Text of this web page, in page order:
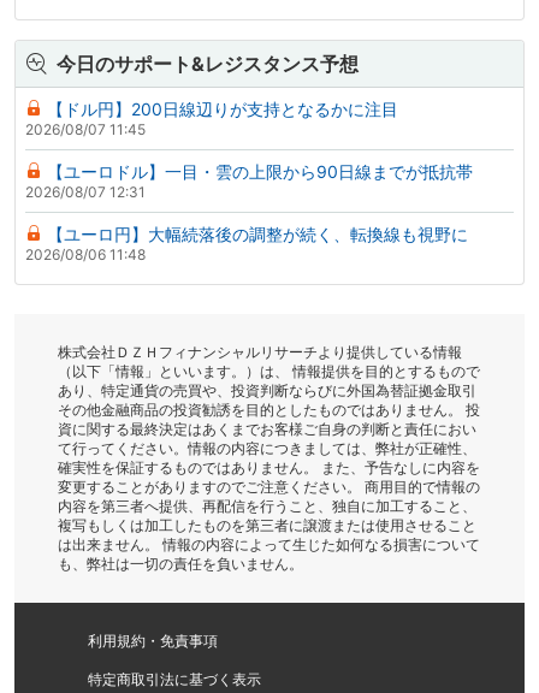
今日のサポート&レジスタンス予想
【ドル円】200日線辺りが支持となるかに注目
2026/08/07 11:45
【ユーロドル】一目・雲の上限から90日線までが抵抗帯
2026/08/07 12:31
【ユーロ円】大幅続落後の調整が続く、転換線も視野に
2026/08/06 11:48
株式会社ＤＺＨフィナンシャルリサーチより提供している情報
（以下「情報」といいます。）は、 情報提供を目的とするもので
あり、特定通貨の売買や、投資判断ならびに外国為替証拠金取引
その他金融商品の投資勧誘を目的としたものではありません。 投
資に関する最終決定はあくまでお客様ご自身の判断と責任におい
て行ってください。情報の内容につきましては、弊社が正確性、
確実性を保証するものではありません。 また、予告なしに内容を
変更することがありますのでご注意ください。 商用目的で情報の
内容を第三者へ提供、再配信を行うこと、独自に加工すること、
複写もしくは加工したものを第三者に譲渡または使用させること
は出来ません。 情報の内容によって生じた如何なる損害について
も、弊社は一切の責任を負いません。
利用規約・免責事項
特定商取引法に基づく表示